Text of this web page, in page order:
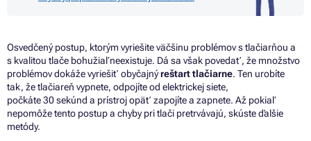
Osvedčený postup, ktorým vyriešite väčšinu problémovstlačiarňou a
s kvalitou tlače bohužiaľ neexistuje. Dá sa však povedať, že množstvo
problémov dokáže vyriešiť obyčajnýreštart tlačiarne. Ten urobíte
tak, žetlačiareň vypnete, odpojíteod elektrickej siete,
počkáte30sekúnd a prístroj opäť zapojítea zapnete. Až pokiaľ
nepomôže tento postupa chyby pri tlači pretrvávajú, skúste ďalšie
metódy.